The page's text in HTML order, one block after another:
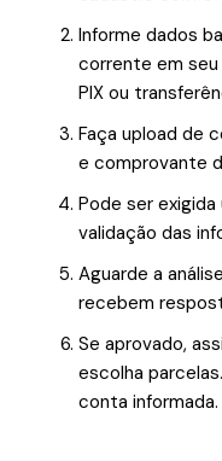
Informe dados
corrente em
PIX ou
Faça upload de
e comprovante
Pode ser
validação das
Aguarde a
recebem
Se aprovado,
escolha
conta informada.